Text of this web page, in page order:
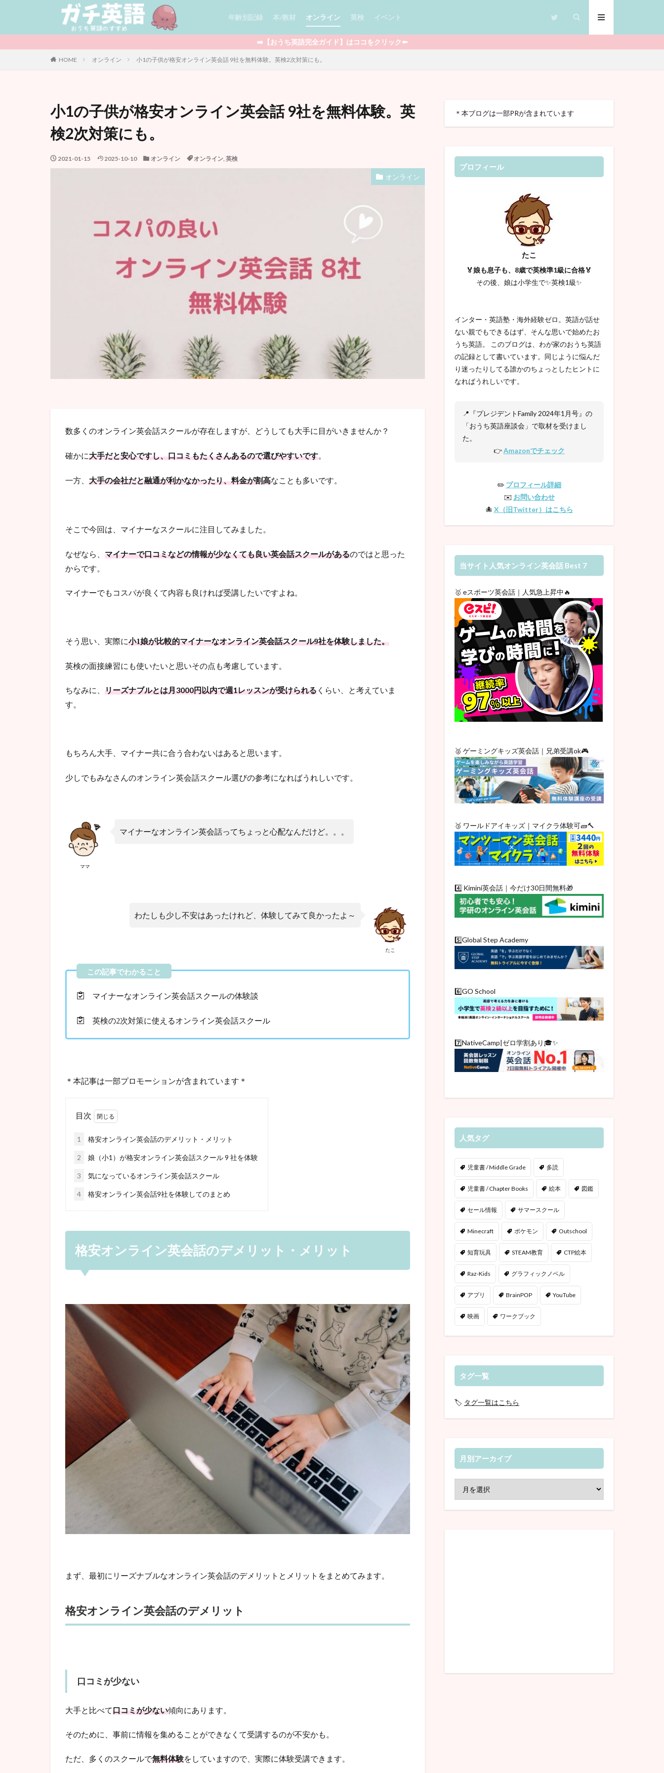
年齢別記録 本/教材 オンライン 英検 イベント
➡️【おうち英語完全ガイド】はココをクリック⬅️
HOME オンライン 小1の子供が格安オンライン英会話 9社を無料体験。英検2次対策にも。
小1の子供が格安オンライン英会話 9社を無料体験。英
検2次対策にも。
2021-01-15 2025-10-10 オンライン オンライン, 英検
オンライン
数多くのオンライン英会話スクールが存在しますが、どうしても大手に目がいきませんか？
確かに大手だと安心ですし、口コミもたくさんあるので選びやすいです。
一方、 大手の会社だと融通が利かなかったり、料金が割高なことも多いです。
そこで今回は、マイナーなスクールに注目してみました。
なぜなら、 マイナーで口コミなどの情報が少なくても良い英会話スクールがあるのではと思った
からです。
マイナーでもコスパが良くて内容も良ければ受講したいですよね。
そう思い、実際に小1娘が比較的マイナーなオンライン英会話スクール9社を体験しました。
英検の面接練習にも使いたいと思いその点も考慮しています。
ちなみに、 リーズナブルとは月3000円以内で週1レッスンが受けられる くらい、と考えていま
す。
もちろん大手、マイナー共に合う合わないはあると思います。
少しでもみなさんのオンライン英会話スクール選びの参考になればうれしいです。
ママ
マイナーなオンライン英会話ってちょっと心配なんだけど。。。
たこ
わたしも少し不安はあったけれど、体験してみて良かったよ～
マイナーなオンライン英会話スクールの体験談
英検の2次対策に使えるオンライン英会話スクール
＊本記事は一部プロモーションが含まれています＊
目次
1 格安オンライン英会話のデメリット・メリット
2 娘（小1）が格安オンライン英会話スクール 9 社を体験
3 気になっているオンライン英会話スクール
4 格安オンライン英会話9社を体験してのまとめ
格安オンライン英会話のデメリット・メリット
まず、最初にリーズナブルなオンライン英会話のデメリットとメリットをまとめてみます。
格安オンライン英会話のデメリット
口コミが少ない
大手と比べて口コミが少ない傾向にあります。
そのために、事前に情報を集めることができなくて受講するのが不安かも。
ただ、多くのスクールで無料体験をしていますので、実際に体験受講できます。
＊本ブログは一部PRが含まれています
プロフィール
たこ
🏅娘も息子も、8歳で英検準1級に合格🏅
その後、娘は小学生で✨英検1級✨
インター・英語塾・海外経験ゼロ。英語が話せ
ない親でもできるはず、そんな思いで始めたお
うち英語。 このブログは、わが家のおうち英語
の記録として書いています。同じように悩んだ
り迷ったりしてる誰かのちょっとしたヒントに
なればうれしいです。
📍『プレジデントFamily 2024年1月号』の
「おうち英語座談会」で取材を受けまし
た。
👉Amazonでチェック
✏️ プロフィール詳細
✉️ お問い合わせ
🐙 X（旧Twitter）はこちら
当サイト人気オンライン英会話 Best 7
🥇 eスポーツ英会話｜人気急上昇中🔥
🥈 ゲーミングキッズ英会話｜兄弟受講ok🎮
🥉 ワールドアイキッズ｜マイクラ体験可🧱🔨
4️⃣ Kimini英会話｜今だけ30日間無料🎁
5️⃣Global Step Academy
6️⃣GO School
7️⃣NativeCamp|ゼロ学割あり🎓✨
人気タグ
児童書 / Middle Grade 多読
児童書 / Chapter Books 絵本 図鑑
セール情報 サマースクール
Minecraft ポケモン Outschool
知育玩具 STEAM教育 CTP絵本
Raz-Kids グラフィックノベル
アプリ BrainPOP YouTube
映画 ワークブック
タグ一覧
🏷️ タグ一覧はこちら
月別アーカイブ
カテゴリー
サマースクール
Minecraft ポケモン Outschool 知育玩具 STEAM教育
CTP絵本
ワークブック
英検
オンライン
プログラミング
多言語